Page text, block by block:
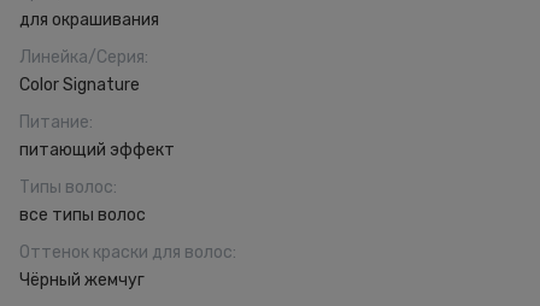
для окрашивания
Линейка/Серия:
Color Signature
Питание:
питающий эффект
Типы волос:
все типы волос
Оттенок краски для волос:
Чёрный жемчуг